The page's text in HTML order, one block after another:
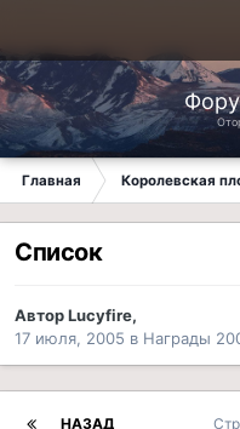
Главная Королевская
Список
АвторLucyfire,
17 июля, 2005 в Награды
НАЗАД